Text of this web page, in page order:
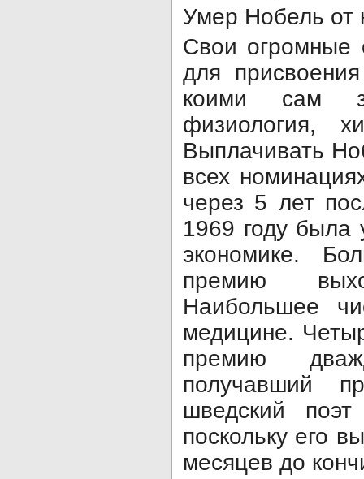
Умер Нобель от
Свои огромные
для
коими сам
физиология,
Выплачивать
всех
через 5 лет
1969 году была
экономике.
премию
Наибольшее
медицине.
премию
получавший
шведский
поскольку его
месяцев до